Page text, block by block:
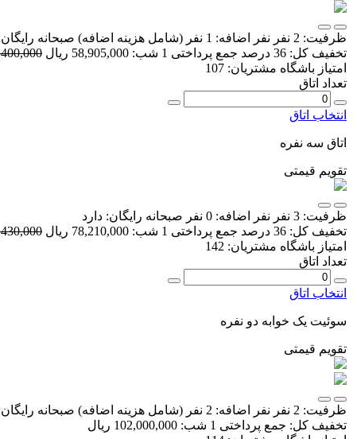
ظرفیت: 2 نفر نفر اضافه: 1 نفر (شامل هزینه اضافه) صبحانه
تخفیف کل: 36 درصد جمع پرداختی 1 شب: 58,905,000 ریال
92,400,000
امتیاز باشگاه مشتریان: 107
تعداد اتاق
انتخاب اتاق
اتاق سه نفره
تقویم قیمتی
ظرفیت: 3 نفر نفر اضافه: 0 نفر صبحانه رایگان: دارد
تخفیف کل: 36 درصد جمع پرداختی 1 شب: 78,210,000 ریال
امتیاز باشگاه مشتریان: 142
تعداد اتاق
انتخاب اتاق
سوئیت یک خوابه دو نفره
تقویم قیمتی
ظرفیت: 2 نفر نفر اضافه: 2 نفر (شامل هزینه اضافه) صبحانه
تخفیف کل: جمع پرداختی 1 شب:
102,000,000 ریال